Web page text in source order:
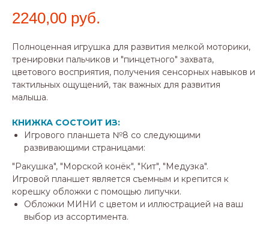
2240,00 руб.
Полноценная игрушка для развития мелкой моторики,
тренировки пальчиков и "пинцетного" захвата,
цветового восприятия, получения сенсорных навыков и
тактильных ощущений, так важных для развития
малыша.
КНИЖКА СОСТОИТ ИЗ:
Игрового планшета №8 со следующими
развивающими страницами:
"Ракушка", "Морской конёк", "Кит", "Медузка".
Игровой планшет является съемным и крепится к
корешку обложки с помощью липучки.
Обложки МИНИ с цветом и иллюстрацией на ваш
выбор из ассортимента.